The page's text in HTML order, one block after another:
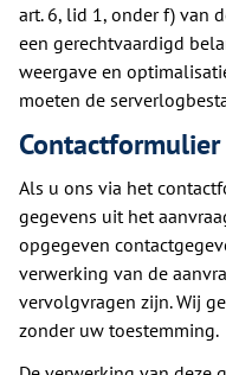
art. 6, lid 1, onder f) van
een gerechtvaardigd
weergave en
moeten de
Contactformulier
Als u ons via het
gegevens uit het
opgegeven
verwerking van de
vervolgvragen zijn. Wij
zonder uw toestemming.